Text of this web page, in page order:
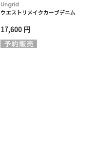
Ungrid
ウエストリメイクカーブデニム
17,600 円